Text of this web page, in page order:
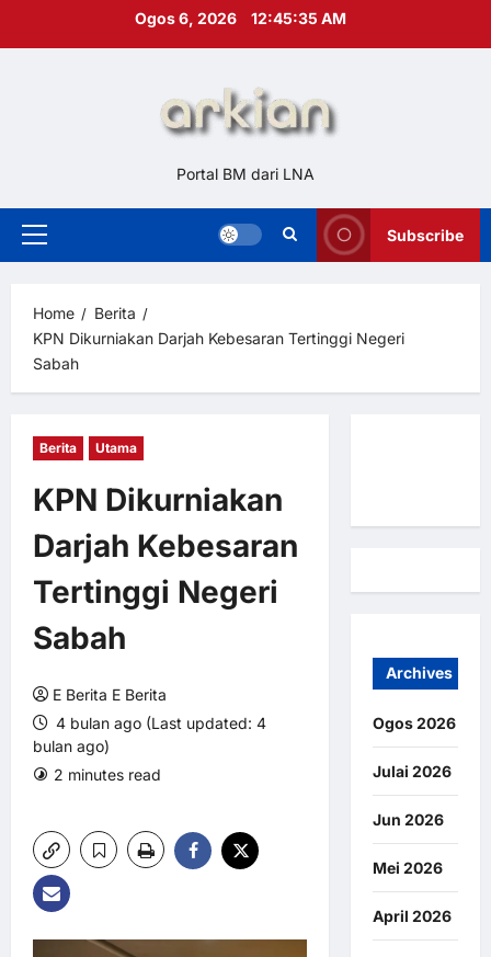
Ogos 6, 2026 12:45:36 AM
Portal BM dari LNA
Primary
Subscribe
Home
Berita
KPN Dikurniakan Darjah Kebesaran Tertinggi Negeri
Sabah
Berita Utama
KPN Dikurniakan
Darjah Kebesaran
Tertinggi Negeri
Sabah
E Berita E Berita
4 bulan ago (Last updated: 4
bulan ago)
2 minutes read
Archives
Ogos 2026
Julai 2026
Jun 2026
Mei 2026
April 2026